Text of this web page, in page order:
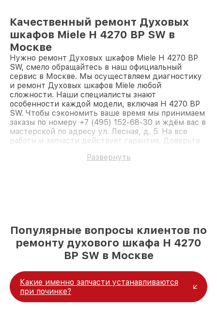
Качественный ремонт Духовых
шкафов Miele H 4270 BP SW в
Москве
Нужно ремонт Духовых шкафов Miele H 4270 BP
SW, смело обращайтесь в наш официальный
сервис в Москве. Мы осуществляем диагностику
и ремонт Духовых шкафов Miele любой
сложности. Наши специалисты знают
особенности каждой модели, включая H 4270 BP
SW. Чтобы сэкономить ваше время мы принимаем
заказы по номеру +7 (495) 152-68-30 и ждём вас в
мастерской по адресу ул. Лесная, д. 5. На все
работы и запчасти действует гарантия. Доверьте
Развернуть
Популярные вопросы клиентов по
ремонту духового шкафа H 4270
BP SW в Москве
Какие именно запчасти устанавливаются
при починке?